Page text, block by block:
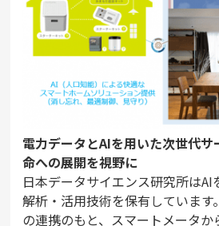
電力データとAIを用いた次世代
命への展開を視野に
日本データサイエンス研究所はAI
解析・活用技術を保有しています
の連携のもと、スマートメータか